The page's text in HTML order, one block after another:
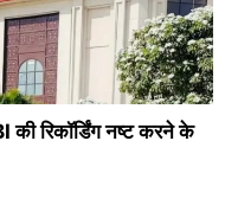
की रिकॉर्डिंग नष्ट करने के